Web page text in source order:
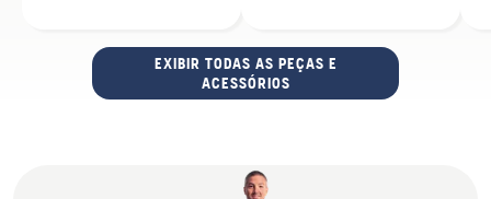
EXIBIR TODAS AS PEÇAS E
ACESSÓRIOS